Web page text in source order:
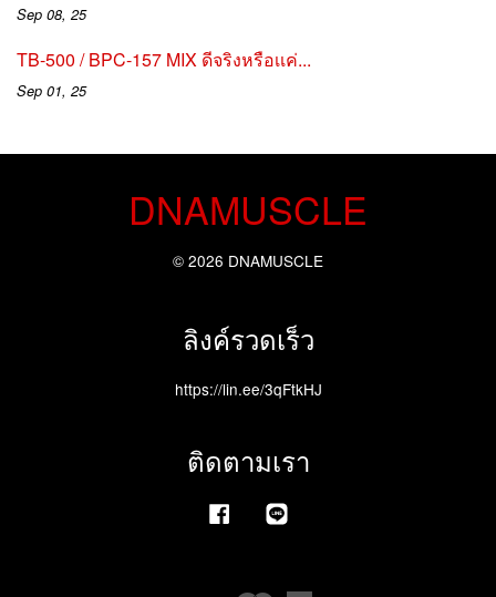
Sep 08, 25
TB-500 / BPC-157 MIX ดีจริงหรือเเค่...
Sep 01, 25
DNAMUSCLE
© 2026 DNAMUSCLE
ลิงค์รวดเร็ว
https://lin.ee/3qFtkHJ
ติดตามเรา
Facebook